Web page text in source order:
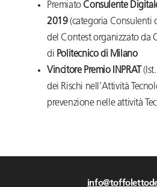
Premiato Consulente
2019(categoria Consulenti
del Contest organizzato da
di Politecnico di Milano
Vincitore Premio INPRAT
dei Rischi nell’Attività
prevenzione nelle attività